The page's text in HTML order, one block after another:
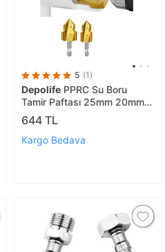
5 (1)
Depolife PPRC Su Boru
Tamir Paftası 25mm 20mm
Plastik Boru Kesici Makas
Kaynak Birleştirme
Genişletme Tesisatcı Aleti 3
644 TL
Kargo Bedava